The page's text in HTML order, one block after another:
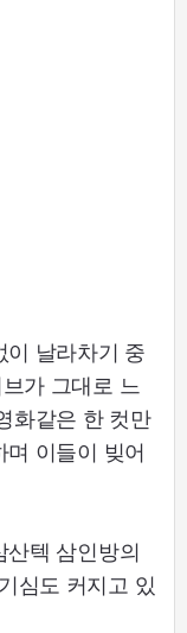
이 날라차기 중
가 그대로 느
화같은 한 컷만
며 이들이 빚어
산텍 삼인방의
심도 커지고 있